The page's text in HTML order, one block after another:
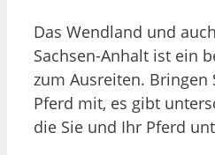
Das Wendland und
Sachsen-Anhalt ist ein
zum Ausreiten. Bringen
Pferd mit, es gibt
die Sie und Ihr Pferd